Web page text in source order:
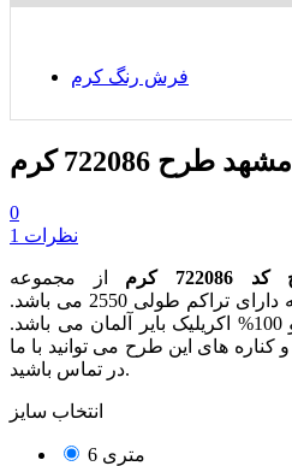
فرش رنگ کرم
722086 کرم
0
1 نظرات
کرم
از مجموعه
محصولات هفتصد شانه بوده که دارای تراکم طولی 2550 می باشد.
این محصول هشت رنگ بوده و 100% اکریلیک بایر آلمان می باشد.
کناره های این طرح می توانید با ما
در تماس باشید.
انتخاب سایز
6 متری